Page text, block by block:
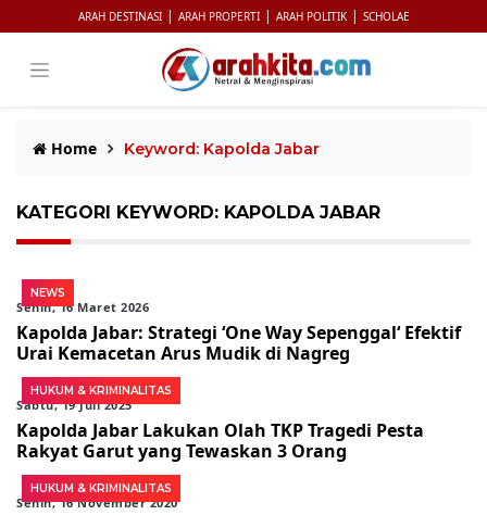
ARAH DESTINASI | ARAH PROPERTI | ARAH POLITIK | SCHOLAE
Home Keyword: Kapolda Jabar
KATEGORI KEYWORD: KAPOLDA JABAR
NEWS
Senin, 16 Maret 2026
Kapolda Jabar: Strategi ‘One Way Sepenggal‘ Efektif
Urai Kemacetan Arus Mudik di Nagreg
HUKUM & KRIMINALITAS
Sabtu, 19 Juli 2025
Kapolda Jabar Lakukan Olah TKP Tragedi Pesta
Rakyat Garut yang Tewaskan 3 Orang
HUKUM & KRIMINALITAS
Senin, 16 November 2020